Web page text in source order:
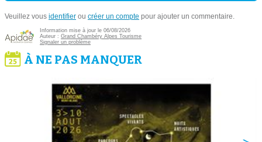
Veuillez vous identifier ou créer un compte pour ajouter un commentaire.
Information mise à jour le 06/08/2026
Auteur : Grand Chambéry Alpes Tourisme
Signaler un problème
À NE PAS MANQUER